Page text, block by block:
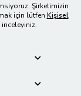
Şirketimizin
için lütfen Kişisel
inceleyiniz.